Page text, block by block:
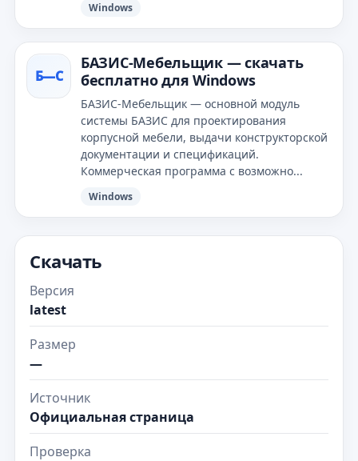
Windows
Б—С
БАЗИС‑Мебельщик — скачать
бесплатно для Windows
БАЗИС‑Мебельщик — основной модуль
системы БАЗИС для проектирования
корпусной мебели, выдачи конструкторской
документации и спецификаций.
Коммерческая программа с возможно...
Windows
Скачать
Версия
latest
Размер
—
Источник
Официальная страница
Проверка